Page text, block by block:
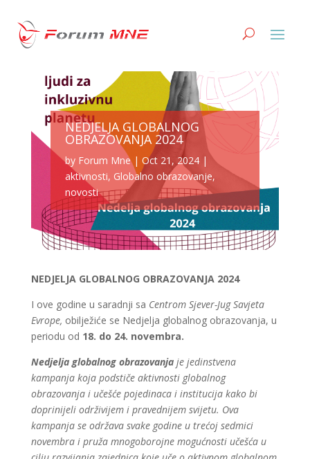
NEDJELJA GLOBALNOG
OBRAZOVANJA 2024
by Forum Mne|Oct 21, 2024 |
aktivnosti, Globalno obrazovanje,
novosti
NEDJELJA GLOBALNOG OBRAZOVANJA 2024
I ove godine u saradnji sa Centrom Sjever-Jug Savjeta
Evrope, obilježiće se Nedjelja globalnog obrazovanja, u
periodu od 18. do 24. novembra.
Nedjelja globalnog obrazovanjaje jedinstvena
kampanja koja podstiče aktivnosti globalnog
obrazovanja i učešće pojedinaca i institucija kako bi
doprinijeli održivijem i pravednijem svijetu. Ova
kampanja se održava svake godine u trećoj sedmici
novembra i pruža mnogoborojne mogućnosti učešća u